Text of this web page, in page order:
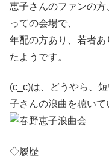
恵子さんのファンの
っての会場で、
年配の方あり、若者
たようです。
(c_c)は、どうやら、
子さんの浪曲を聴いて
◇履歴